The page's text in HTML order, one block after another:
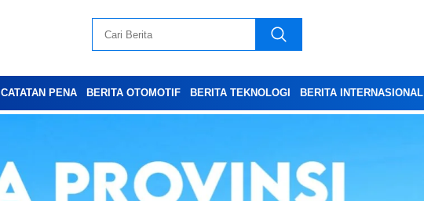
CATATAN PENA BERITA OTOMOTIF BERITA TEKNOLOGI BERITA INTERNASIONAL